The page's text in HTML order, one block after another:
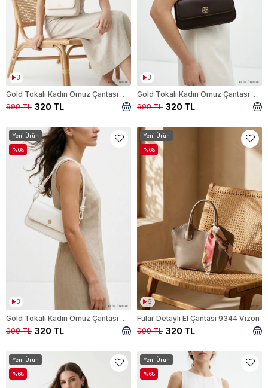
3
Gold Tokalı Kadın Omuz Çantası 9353 Krem
320 TL
999 TL
3
Gold Tokalı Kadın Omuz Çantası 9353 Acı Kahve
320 TL
999 TL
3
Gold Tokalı Kadın Omuz Çantası 9353 Beyaz
320 TL
999 TL
Yeni Ürün
%68
6
Fular Detaylı El Çantası 9344 Vizon
320 TL
999 TL
Yeni Ürün
%68
Yeni Ürün
%68
Yeni Ürün
%68